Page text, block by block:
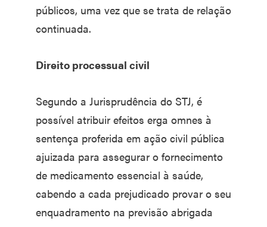
públicos, uma vez que se trata de relação
continuada.
Direito processual civil
Segundo a Jurisprudência do STJ, é
possível atribuir efeitos erga omnes à
sentença proferida em ação civil pública
ajuizada para assegurar o fornecimento
de medicamento essencial à saúde,
cabendo a cada prejudicado provar o seu
enquadramento na previsão abrigada